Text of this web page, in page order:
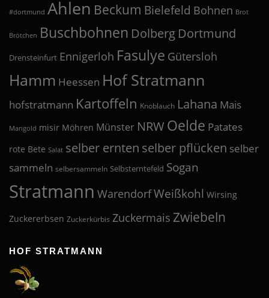
#dortmund Ahlen Beckum Bielefeld Bohnen Brot
Brötchen Buschbohnen Dolberg Dortmund
Drensteinfurt Ennigerloh Fasulye Gütersloh
Hamm Heessen Hof Stratmann
hofstratmann Kartoffeln Knoblauch Lahana Mais
Mangold misir Möhren Münster NRW Oelde Patates
rote Bete Salat selber ernten selber pflücken selber
sammeln selbersammeln Selbsterntefeld Sogan
Stratmann WarendorfWeißkohl Wirsing
Zuckererbsen Zuckerkürbis Zuckermais Zwiebeln
HOF STRATMANN